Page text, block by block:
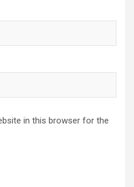
in this browser for the